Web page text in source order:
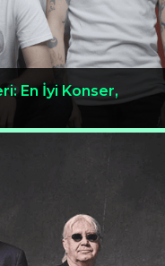
En İyi Konser,